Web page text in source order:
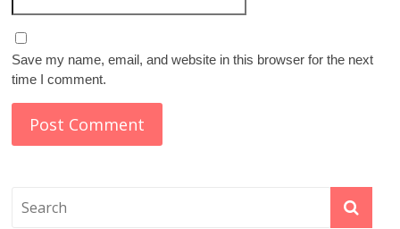
Save my name, email, and website in this browser for the next
time I comment.